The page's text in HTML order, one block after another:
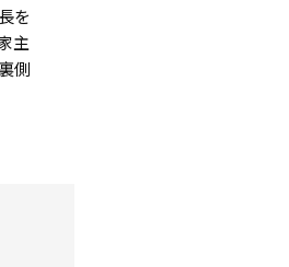
を
主
側